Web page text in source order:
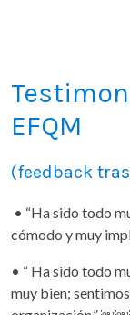
EFQM
(feedback
• “Ha sido todo
cómodo y muy
• “ Ha sido todo
muy bien;